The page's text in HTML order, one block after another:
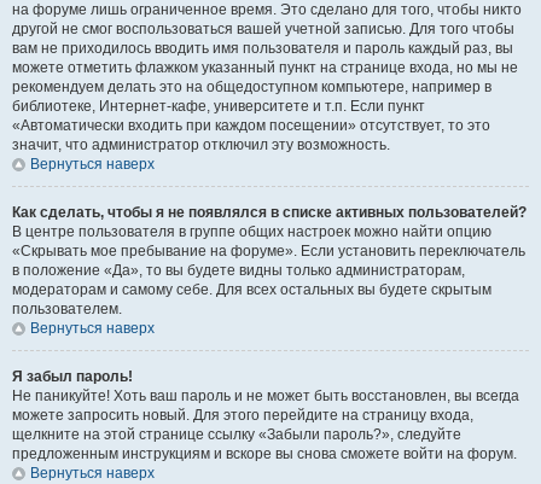
на форуме лишь ограниченное время. Это сделано для того, чтобы никто
другой не смог воспользоваться вашей учетной записью. Для того чтобы
вам не приходилось вводить имя пользователя и пароль каждый раз, вы
можете отметить флажком указанный пункт на странице входа, но мы не
рекомендуем делать это на общедоступном компьютере, например в
библиотеке, Интернет-кафе, университете и т.п. Если пункт
«Автоматически входить при каждом посещении» отсутствует, то это
значит, что администратор отключил эту возможность.
Вернуться наверх
Как сделать, чтобы я не появлялся в списке активных пользователей?
В центре пользователя в группе общих настроек можно найти опцию
«Скрывать мое пребывание на форуме». Если установить переключатель
в положение «Да», то вы будете видны только администраторам,
модераторам и самому себе. Для всех остальных вы будете скрытым
пользователем.
Вернуться наверх
Я забыл пароль!
Не паникуйте! Хоть ваш пароль и не может быть восстановлен, вы всегда
можете запросить новый. Для этого перейдите на страницу входа,
щелкните на этой странице ссылку «Забыли пароль?», следуйте
предложенным инструкциям и вскоре вы снова сможете войти на форум.
Вернуться наверх